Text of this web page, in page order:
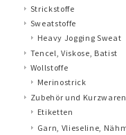
Strickstoffe
Sweatstoffe
Heavy Jogging Sweat
Tencel, Viskose, Batist
Wollstoffe
Merinostrick
Zubehör und Kurzwaren
Etiketten
Garn, Vlieseline,